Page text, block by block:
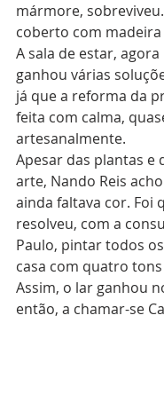
mármore,
coberto com
A sala de estar,
ganhou várias
já que a reforma da
feita com calma,
artesanalmente.
Apesar das plantas e
arte, Nando Reis
ainda faltava cor. Foi
resolveu, com a
Paulo, pintar todos
casa com quatro
Assim, o lar ganhou
então, a chamar-se